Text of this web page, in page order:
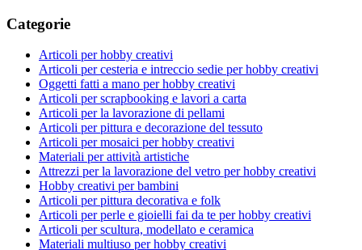
Categorie
Articoli per hobby creativi
Articoli per cesteria e intreccio sedie per hobby creativi
Oggetti fatti a mano per hobby creativi
Articoli per scrapbooking e lavori a carta
Articoli per la lavorazione di pellami
Articoli per pittura e decorazione del tessuto
Articoli per mosaici per hobby creativi
Materiali per attività artistiche
Attrezzi per la lavorazione del vetro per hobby creativi
Hobby creativi per bambini
Articoli per pittura decorativa e folk
Articoli per perle e gioielli fai da te per hobby creativi
Articoli per scultura, modellato e ceramica
Materiali multiuso per hobby creativi